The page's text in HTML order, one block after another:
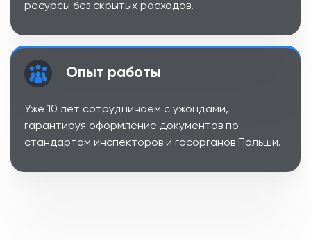
ресурсы без скрытых расходов.
Опыт работы
Уже 10 лет сотрудничаем с ужондами,
гарантируя оформление документов по
стандартам инспекторов и госорганов Польши.